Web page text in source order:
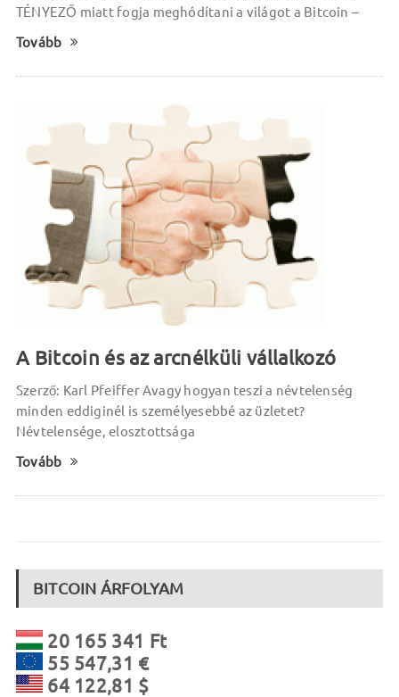
TÉNYEZŐ miatt fogja meghódítani a világot a Bitcoin –
Tovább
A Bitcoin és az arcnélküli vállalkozó
Szerző: Karl Pfeiffer Avagy hogyan teszi a névtelenség
minden eddiginél is személyesebbé az üzletet?
Névtelensége, elosztottsága
Tovább
BITCOIN ÁRFOLYAM
20 165 341 Ft
55 547,31 €
64 122,81 $